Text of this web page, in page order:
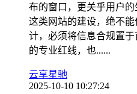
布的窗口，更关乎用户的
这类网站的建设，绝不
计，必须将信息合规置
的专业红线，也......
云享星驰
2025-10-10 10:27:24